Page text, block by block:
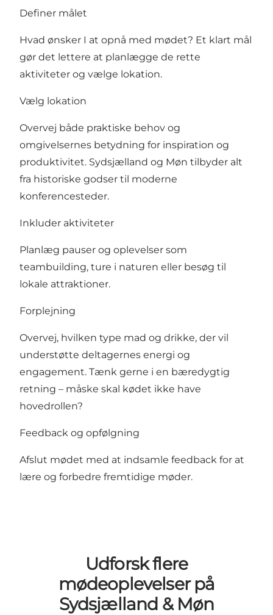
Definer målet
Hvad ønsker I at opnå med mødet? Et klart mål
gør det lettere at planlægge de rette
aktiviteter og vælge lokation.
Vælg lokation
Overvej både praktiske behov og
omgivelsernes betydning for inspiration og
produktivitet. Sydsjælland og Møn tilbyder alt
fra historiske godser til moderne
konferencesteder.
Inkluder aktiviteter
Planlæg pauser og oplevelser som
teambuilding, ture i naturen eller besøg til
lokale attraktioner.
Forplejning
Overvej, hvilken type mad og drikke, der vil
understøtte deltagernes energi og
engagement. Tænk gerne i en bæredygtig
retning – måske skal kødet ikke have
hovedrollen?
Feedback og opfølgning
Afslut mødet med at indsamle feedback for at
lære og forbedre fremtidige møder.
Udforsk flere
mødeoplevelser på
Sydsjælland & Møn